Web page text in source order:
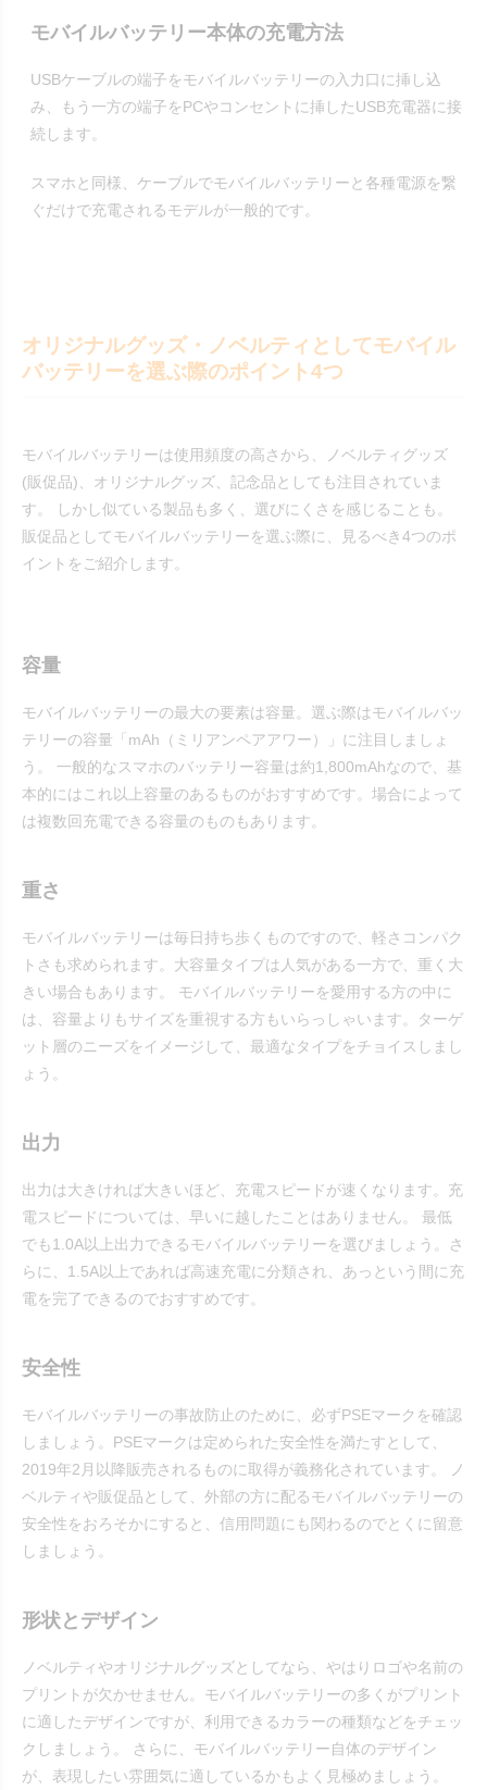
モバイルバッテリー本体の充電方法
USBケーブルの端子をモバイルバッテリーの入力口に挿し込
み、もう一方の端子をPCやコンセントに挿したUSB充電器に接
続します。
スマホと同様、ケーブルでモバイルバッテリーと各種電源を繋
ぐだけで充電されるモデルが一般的です。
オリジナルグッズ・ノベルティとしてモバイル
バッテリーを選ぶ際のポイント4つ
モバイルバッテリーは使用頻度の高さから、ノベルティグッズ
(販促品)、オリジナルグッズ、記念品としても注目されていま
す。 しかし似ている製品も多く、選びにくさを感じることも。
販促品としてモバイルバッテリーを選ぶ際に、見るべき4つのポ
イントをご紹介します。
容量
モバイルバッテリーの最大の要素は容量。選ぶ際はモバイルバッ
テリーの容量「mAh（ミリアンペアアワー）」に注目しましょ
う。 一般的なスマホのバッテリー容量は約1,800mAhなので、基
本的にはこれ以上容量のあるものがおすすめです。場合によって
は複数回充電できる容量のものもあります。
重さ
モバイルバッテリーは毎日持ち歩くものですので、軽さコンパク
トさも求められます。大容量タイプは人気がある一方で、重く大
きい場合もあります。 モバイルバッテリーを愛用する方の中に
は、容量よりもサイズを重視する方もいらっしゃいます。ターゲ
ット層のニーズをイメージして、最適なタイプをチョイスしまし
ょう。
出力
出力は大きければ大きいほど、充電スピードが速くなります。充
電スピードについては、早いに越したことはありません。 最低
でも1.0A以上出力できるモバイルバッテリーを選びましょう。さ
らに、1.5A以上であれば高速充電に分類され、あっという間に充
電を完了できるのでおすすめです。
安全性
モバイルバッテリーの事故防止のために、必ずPSEマークを確認
しましょう。PSEマークは定められた安全性を満たすとして、
2019年2月以降販売されるものに取得が義務化されています。 ノ
ベルティや販促品として、外部の方に配るモバイルバッテリーの
安全性をおろそかにすると、信用問題にも関わるのでとくに留意
しましょう。
形状とデザイン
ノベルティやオリジナルグッズとしてなら、やはりロゴや名前の
プリントが欠かせません。モバイルバッテリーの多くがプリント
に適したデザインですが、利用できるカラーの種類などをチェッ
クしましょう。 さらに、モバイルバッテリー自体のデザイン
が、表現したい雰囲気に適しているかもよく見極めましょう。